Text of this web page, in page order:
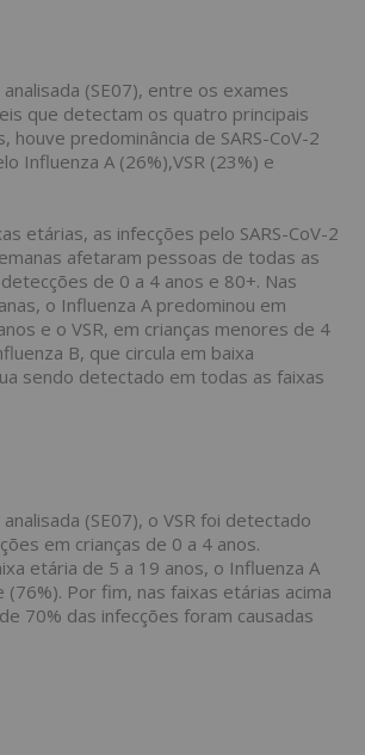
(SE07), entre os exames
que detectam os quatro principais
houve predominância de SARS-CoV-2
Influenza A (26%),VSR (23%) e
etárias, as infecções pelo SARS-CoV-2
afetaram pessoas de todas as
de 0 a 4 anos e 80+. Nas
o Influenza A predominou em
e o VSR, em crianças menores de 4
B, que circula em baixa
sendo detectado em todas as faixas
(SE07), o VSR foi detectado
em crianças de 0 a 4 anos.
etária de 5 a 19 anos, o Influenza A
Por fim, nas faixas etárias acima
70% das infecções foram causadas